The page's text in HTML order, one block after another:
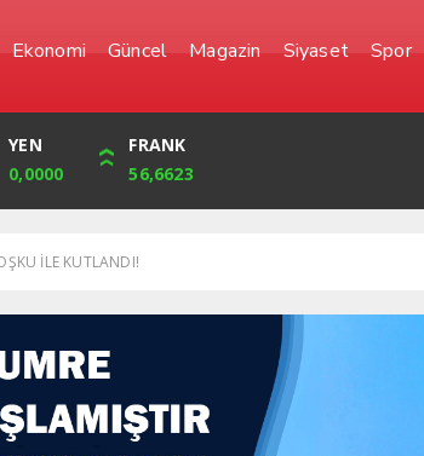
Ekonomi Güncel Magazin Siyaset Spor
YEN
0,0000
FRANK
56,6623
CUMHURİYET
46,274,00
İLE KUTLANDI!